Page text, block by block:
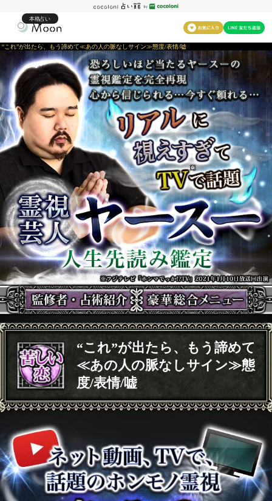
本格占い
“これ”が出たら、もう諦めて≪あの人の脈なしサイン≫態度/表情/嘘
“これ”が出たら、もう諦めて
≪あの人の脈なしサイン≫態
度/表情/嘘